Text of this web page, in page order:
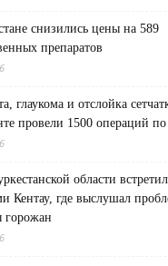
снизились цены на 589
препаратов
глаукома и отслойка
провели 1500 операций
области
Кентау, где выслушал
горожан